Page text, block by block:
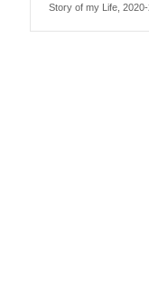
Story of my Life, 2020-